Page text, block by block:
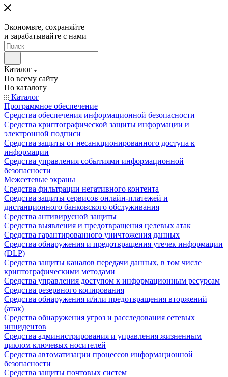
Экономьте, сохраняйте
и зарабатывайте с нами
Каталог
По всему сайту
По каталогу
Каталог
Программное обеспечение
Средства обеспечения информационной безопасности
Средства криптографической защиты информации и
электронной подписи
Средства защиты от несанкционированного доступа к
информации
Средства управления событиями информационной
безопасности
Межсетевые экраны
Средства фильтрации негативного контента
Средства защиты сервисов онлайн-платежей и
дистанционного банковского обслуживания
Средства антивирусной защиты
Средства выявления и предотвращения целевых атак
Средства гарантированного уничтожения данных
Средства обнаружения и предотвращения утечек информации
(DLP)
Средства защиты каналов передачи данных, в том числе
криптографическими методами
Средства управления доступом к информационным ресурсам
Средства резервного копирования
Средства обнаружения и/или предотвращения вторжений
(атак)
Средства обнаружения угроз и расследования сетевых
инцидентов
Средства администрирования и управления жизненным
циклом ключевых носителей
Средства автоматизации процессов информационной
безопасности
Средства защиты почтовых систем